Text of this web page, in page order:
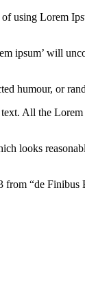
using Lorem
ipsum’ will
humour, or
All the
looks
“de